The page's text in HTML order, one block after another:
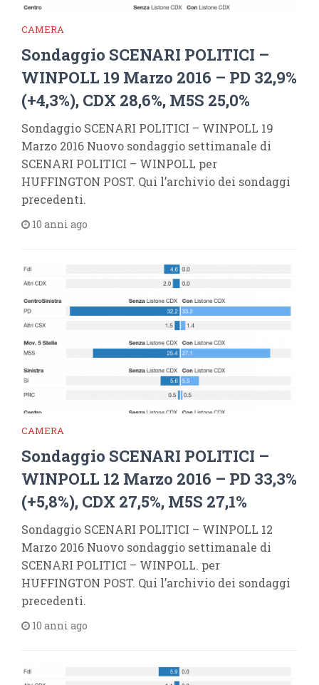
CAMERA
Sondaggio SCENARI POLITICI –
WINPOLL 19 Marzo 2016 – PD 32,9%
(+4,3%), CDX 28,6%, M5S 25,0%
Sondaggio SCENARI POLITICI – WINPOLL 19
Marzo 2016 Nuovo sondaggio settimanale di
SCENARI POLITICI – WINPOLL per
HUFFINGTON POST. Qui l’archivio dei sondaggi
precedenti.
10 anni ago
CAMERA
Sondaggio SCENARI POLITICI –
WINPOLL 12 Marzo 2016 – PD 33,3%
(+5,8%), CDX 27,5%, M5S 27,1%
Sondaggio SCENARI POLITICI – WINPOLL 12
Marzo 2016 Nuovo sondaggio settimanale di
SCENARI POLITICI – WINPOLL. per
HUFFINGTON POST. Qui l’archivio dei sondaggi
precedenti.
10 anni ago